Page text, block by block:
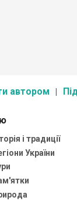
автором
і традиції
України